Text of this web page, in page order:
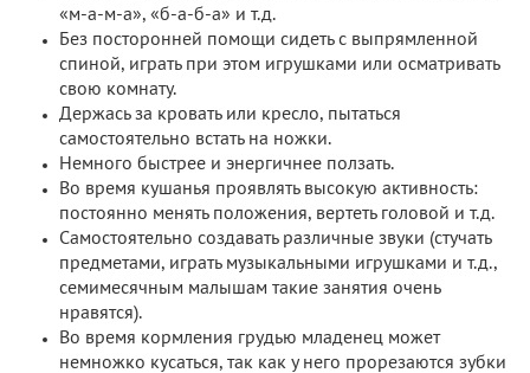
«м-а-м-а», «б-а-б-а» и т.д.
Без посторонней помощи сидеть с выпрямленной
спиной, играть при этом игрушками или осматривать
свою комнату.
Держась за кровать или кресло, пытаться
самостоятельно встать на ножки.
Немного быстрее и энергичнее ползать.
Во время кушанья проявлять высокую активность:
постоянно менять положения, вертеть головой и т.д.
Самостоятельно создавать различные звуки (стучать
предметами, играть музыкальными игрушками и т.д.,
семимесячным малышам такие занятия очень
нравятся).
Во время кормления грудью младенец может
немножко кусаться, так как у него прорезаются зубки